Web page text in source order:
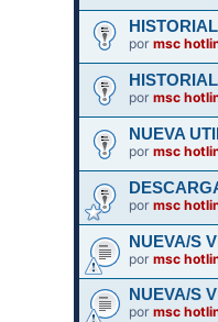
pormsc
pormsc
NUEVA
pormsc
pormsc
NUEVA/S
pormsc
NUEVA/S
pormsc